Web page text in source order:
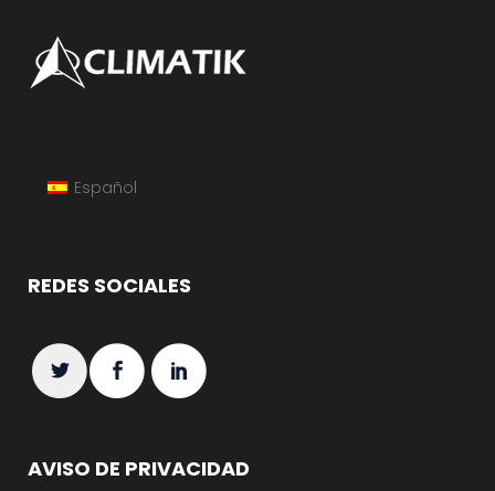
Español
REDES SOCIALES
AVISO DE PRIVACIDAD